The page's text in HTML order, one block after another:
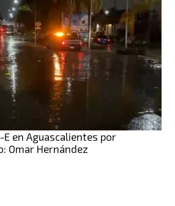
E en Aguascalientes por
Omar Hernández